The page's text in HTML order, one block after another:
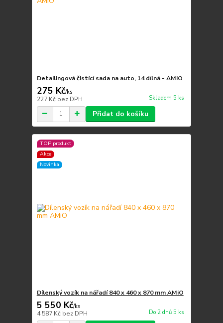
Detailingová čistící sada na auto, 14 dílná - AMIO
275 Kč/ks
227 Kč bez DPH Skladem 5 ks
Přidat do košíku
TOP produkt
Akce
Novinka
Dílenský vozík na nářadí 840 x 460 x 870 mm AMiO
5 550 Kč/ks
4 587 Kč bez DPH Do 2 dnů 5 ks